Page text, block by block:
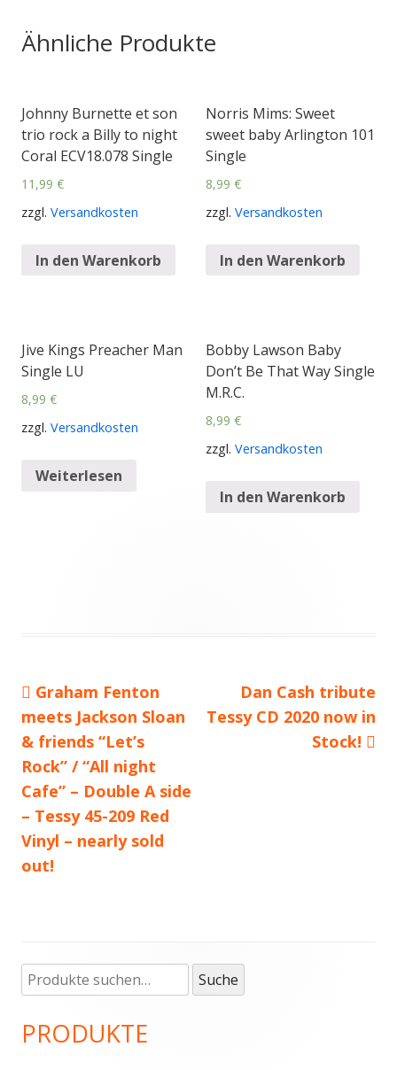
Ähnliche Produkte
Johnny Burnette et son
trio rock a Billy to night
Coral ECV18.078 Single
11,99 €
zzgl. Versandkosten
In den Warenkorb
Norris Mims: Sweet
sweet baby Arlington 101
Single
8,99 €
zzgl. Versandkosten
In den Warenkorb
Jive Kings Preacher Man
Single LU
8,99 €
zzgl. Versandkosten
Weiterlesen
Bobby Lawson Baby
Don’t Be That Way Single
M.R.C.
8,99 €
zzgl. Versandkosten
In den Warenkorb
Beitragsnavigation
Vorheriger
Beitrag:
Graham Fenton
meets Jackson Sloan
& friends “Let’s
Rock” / “All night
Cafe” – Double A side
– Tessy 45-209 Red
Vinyl – nearly sold
out!
Nächster
Beitrag
Dan Cash tribute
Tessy CD 2020 now in
Stock!
Haupt-
Seitenleiste
Suche
nach:
Suche
PRODUKTE